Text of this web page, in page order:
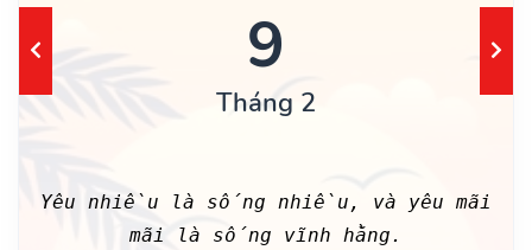
9
Tháng 2
Yêu nhiều là sống nhiều, và yêu mãi
mãi là sống vĩnh hằng.